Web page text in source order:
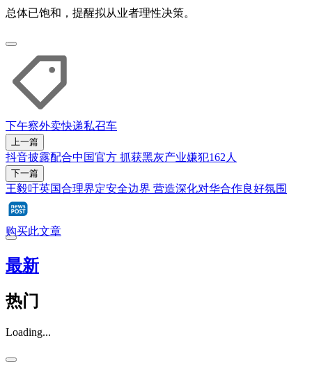
总体已饱和，提醒拟从业者理性决策。
下午察外卖快递私召车
上一篇
抖音披露配合中国官方 抓获黑灰产业嫌犯162人
下一篇
王毅吁英国合理界定安全边界 营造深化对华合作良好氛围
购买此文章
最新
热门
Loading...